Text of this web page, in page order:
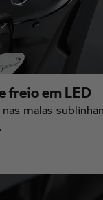
freio em LED
malas